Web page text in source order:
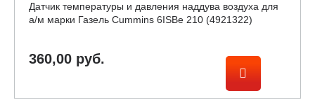
Датчик температуры и давления наддува воздуха для
а/м марки Газель Cummins 6ISBe 210 (4921322)
360,00 руб.